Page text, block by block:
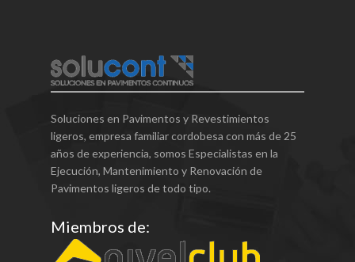
Soluciones en Pavimentos y Revestimientos
ligeros, empresa familiar cordobesa con más de 25
años de experiencia, somos Especialistas en la
Ejecución, Mantenimiento y Renovación de
Pavimentos ligeros de todo tipo.
Miembros de: